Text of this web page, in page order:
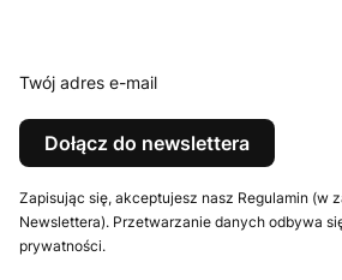
Twój adres e-mail
Dołącz do newslettera
Zapisując się, akceptujesz nasz Regulamin (w
Newslettera). Przetwarzanie danych odbywa
prywatności.